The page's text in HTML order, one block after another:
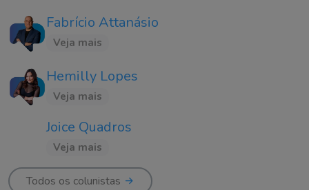
Fabrício Attanásio
Veja mais
Hemilly Lopes
Veja mais
Joice Quadros
Veja mais
Todos os colunistas